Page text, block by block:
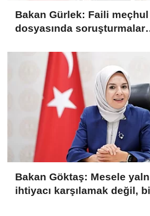
Bakan Gürlek: Faili
dosyasında soruşturmalar
Bakan Göktaş: Mesele
ihtiyacı karşılamak değil,